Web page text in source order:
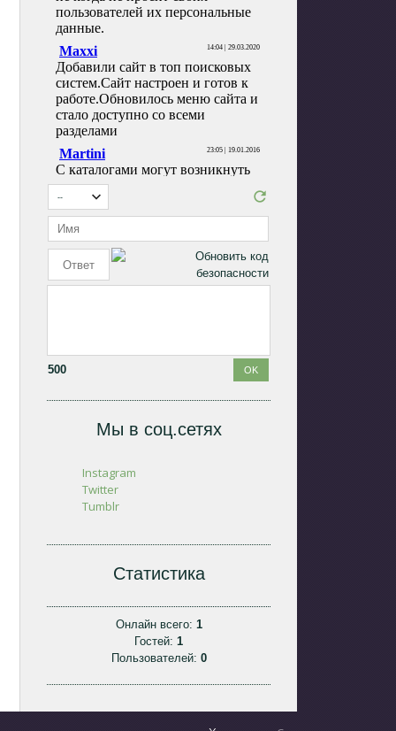
500
Мы в соц.сетях
Instagram
Twitter
Tumblr
Статистика
Онлайн всего: 1
Гостей:1
Пользователей: 0